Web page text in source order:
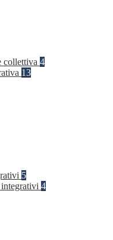
collettiva 4
13
5
4